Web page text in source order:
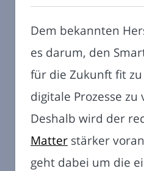
Dem bekannten
es darum, den
für die Zukunft fit
digitale Prozesse zu
Deshalb wird der
Matter stärker
geht dabei um die